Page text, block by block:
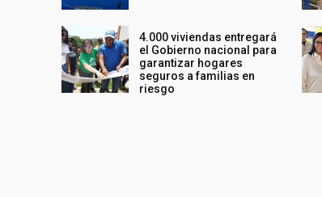
4.000 viviendas entregará
el Gobierno nacional para
garantizar hogares
seguros a familias en
riesgo